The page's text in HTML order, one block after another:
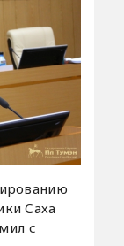
Саха
с